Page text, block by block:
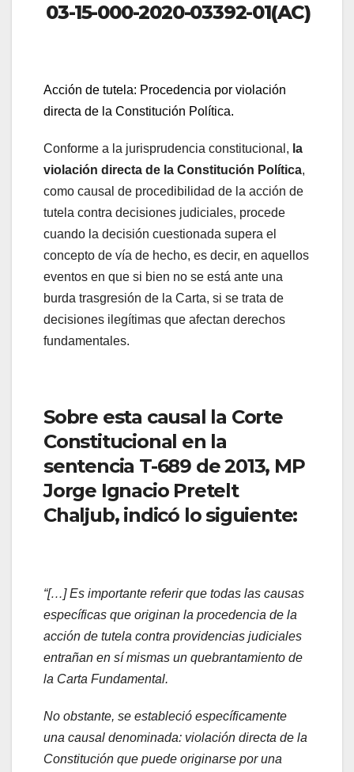
03-15-000-2020-03392-01(AC)
Acción de tutela: Procedencia por violación
directa de la Constitución Política.
Conforme a la jurisprudencia constitucional, la
violación directa de la Constitución Política,
como causal de procedibilidad de la acción de
tutela contra decisiones judiciales, procede
cuando la decisión cuestionada supera el
concepto de vía de hecho, es decir, en aquellos
eventos en que si bien no se está ante una
burda trasgresión de la Carta, si se trata de
decisiones ilegítimas que afectan derechos
fundamentales.
Sobre esta causal la Corte
Constitucional en la
sentencia T-689 de 2013, MP
Jorge Ignacio Pretelt
Chaljub, indicó lo siguiente:
“[…] Es importante referir que todas las causas
específicas que originan la procedencia de la
acción de tutela contra providencias judiciales
entrañan en sí mismas un quebrantamiento de
la Carta Fundamental.
No obstante, se estableció específicamente
una causal denominada: violación directa de la
Constitución que puede originarse por una